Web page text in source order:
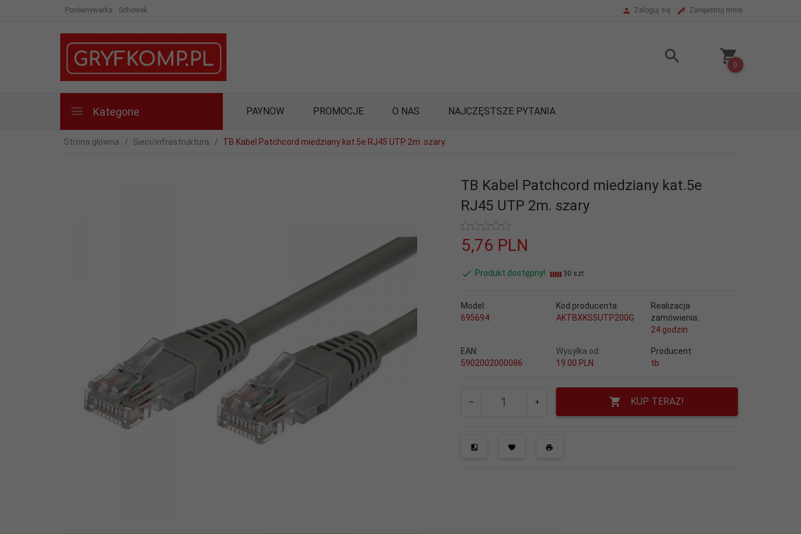
Porównywarka Schowek Zaloguj się Zarejestruj mnie
0
Kategorie PAYNOW PROMOCJE O NAS NAJCZĘSTSZE PYTANIA
Strona główna Sieci/infrastruktura TB Kabel Patchcord miedziany kat.5e RJ45 UTP 2m. szary
TB Kabel Patchcord miedziany kat.5e
RJ45 UTP 2m. szary
5,76 PLN
Produkt dostępny! 30 szt.
Model:
695694
Kod producenta:
AKTBXKS5UTP200G
Realizacja
zamówienia:
24 godzin
EAN:
5902002000086
Wysyłka od:
19.00 PLN
Producent:
tb
KUP TERAZ!